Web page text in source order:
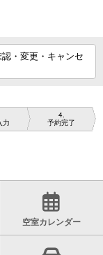
・変更・キャンセ
力
4
予約完了
空室カレンダー